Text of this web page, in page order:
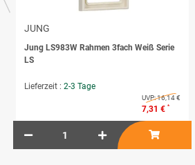
JUNG
Jung LS983W Rahmen 3fach Weiß Serie
LS
Lieferzeit : 2-3 Tage
UVP:16,14 €
7,31 € *